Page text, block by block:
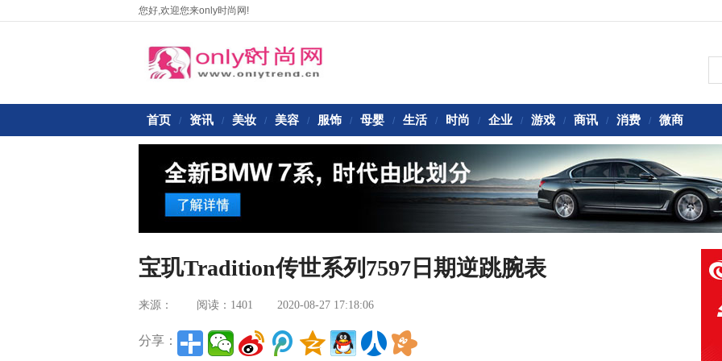
您好,欢迎您来only时尚网!
首页 / 资讯 / 美妆 / 美容 / 服饰 / 母婴 / 生活 / 时尚 / 企业 / 游戏 / 商讯 / 消费 / 微商
宝玑Tradition传世系列7597日期逆跳腕表
来源： 阅读：1401 2020-08-27 17:18:06
分享：